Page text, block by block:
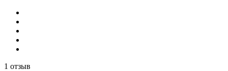
1 отзыв